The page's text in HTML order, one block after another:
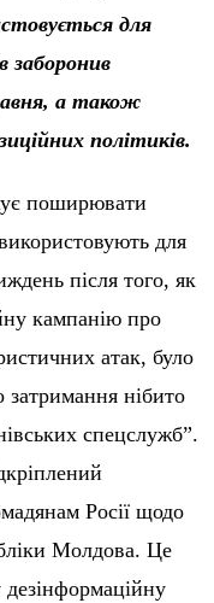
для
заборонив
а також
політиків.
поширювати
для
після того, як
кампанію про
атак, було
нібито
спецслужб”.
Росії щодо
Молдова. Це
дезінформаційну